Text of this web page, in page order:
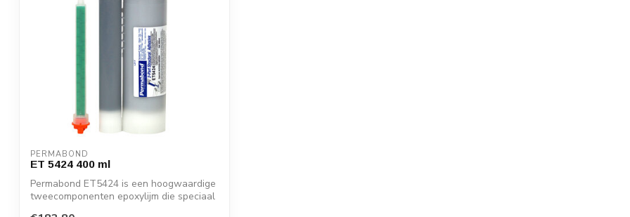
PERMABOND
ET 5424 400 ml
Permabond ET5424 is een hoogwaardige
tweecomponenten epoxylijm die speciaal